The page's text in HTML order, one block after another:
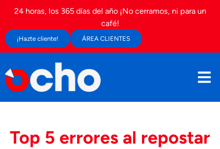
24 horas, los 365 días del año ¡No cerramos, ni para un
café!
¡Hazte cliente! ÁREA CLIENTES
Top 5 errores al repostar